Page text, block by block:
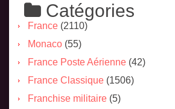
Catégories
France (2110)
Monaco (55)
France Poste Aérienne (42)
France Classique (1506)
Franchise militaire (5)